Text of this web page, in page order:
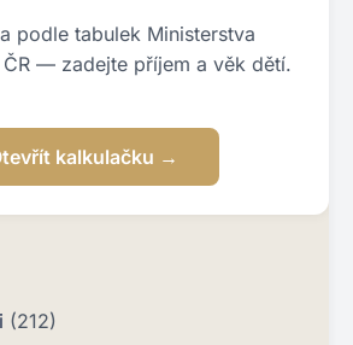
podle tabulek Ministerstva
— zadejte příjem a věk dětí.
kalkulačku →
(212)